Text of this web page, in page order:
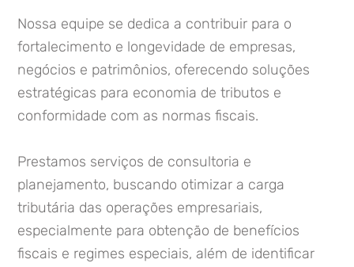
Nossa equipe se dedica a contribuir para o
fortalecimento e longevidade de empresas,
negócios e patrimônios, oferecendo soluções
estratégicas para economia de tributos e
conformidade com as normas fiscais.
Prestamos serviços de consultoria e
planejamento, buscando otimizar a carga
tributária das operações empresariais,
especialmente para obtenção de benefícios
fiscais e regimes especiais, além de identificar